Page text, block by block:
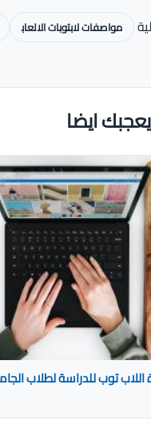
مواصفات لابتوبات الالعاب
ايضا